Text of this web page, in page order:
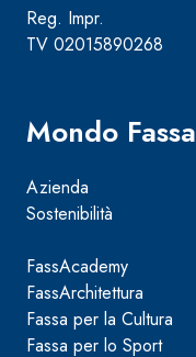
Reg. Impr.
TV 02015890268
Mondo Fassa
Azienda
Sostenibilità
FassAcademy
FassArchitettura
Fassa per la Cultura
Fassa per lo Sport